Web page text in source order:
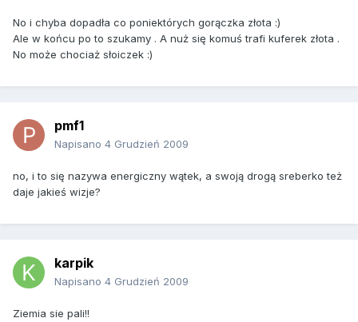
No i chyba dopadła co poniektórych gorączka złota :)
Ale w końcu po to szukamy . A nuż się komuś trafi kuferek złota .
No może chociaż słoiczek :)
pmf1
Napisano 4 Grudzień 2009
no, i to się nazywa energiczny wątek, a swoją drogą sreberko też
daje jakieś wizje?
karpik
Napisano 4 Grudzień 2009
Ziemia sie pali!!